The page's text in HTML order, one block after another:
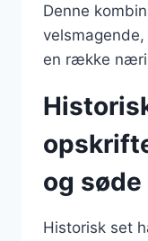
Denne
en række
og
Historisk set